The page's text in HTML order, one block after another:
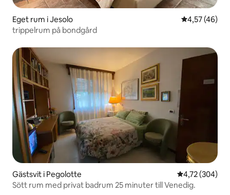
Eget rum i Jesolo 4,57 av 5 i
4,57 (46)
trippelrum på bondgård
Gästsvit i Pegolotte 4,72 av 5 i
4,72 (304)
Sött rum med privat badrum 25 minuter till Venedig.